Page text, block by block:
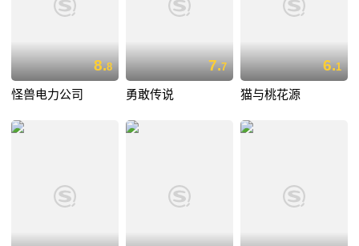
8.8
怪兽电力公司
7.7
勇敢传说
6.1
猫与桃花源